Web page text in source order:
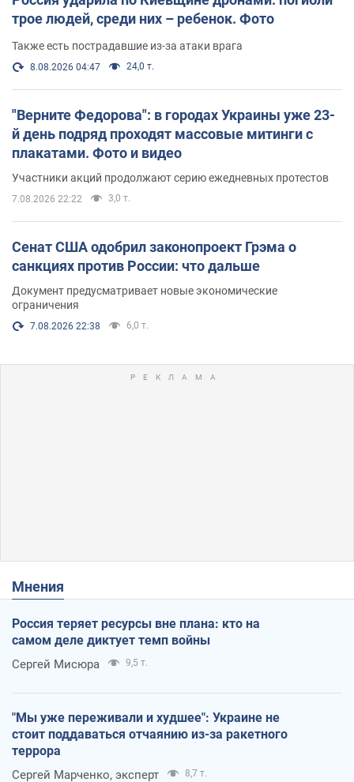
трое людей, среди них – ребенок. Фото
Также есть пострадавшие из-за атаки врага
8.08.2026 04:47 24,0 т.
"Верните Федорова": в городах Украины уже 23-
й день подряд проходят массовые митинги с
плакатами. Фото и видео
Участники акций продолжают серию ежедневных протестов
7.08.2026 22:22 3,0 т.
Сенат США одобрил законопроект Грэма о
санкциях против России: что дальше
Документ предусматривает новые экономические
ограничения
7.08.2026 22:38 6,0 т.
Мнения
Россия теряет ресурсы вне плана: кто на
самом деле диктует темп войны
Сергей Мисюра 9,5 т.
"Мы уже переживали и худшее": Украине не
стоит поддаваться отчаянию из-за ракетного
террора
Сергей Марченко, эксперт 8,7 т.